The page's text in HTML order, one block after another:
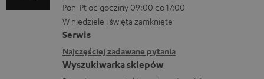
o
p
o
b
m
a
c
j
e
n
e
k
o
Pon-Pt od godziny 09:00 do 17:00
W niedziele i święta zamknięte
Serwis
Najczęściej zadawane pytania
Wyszukiwarka sklepów